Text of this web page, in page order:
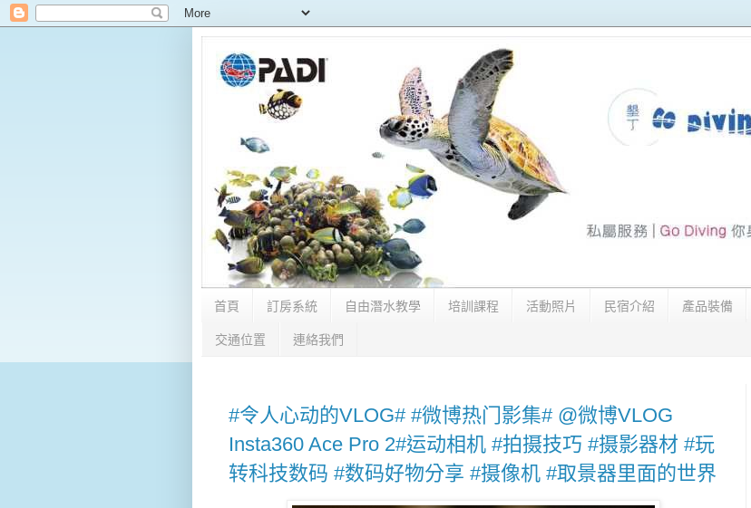
首頁 訂房系統 自由潛水教學 培訓課程 活動照片 民宿介紹 產品裝備
交通位置 連絡我們
#令人心动的VLOG# #微博热门影集# @微博VLOG
Insta360 Ace Pro 2#运动相机 #拍摄技巧 #摄影器材 #玩
转科技数码 #数码好物分享 #摄像机 #取景器里面的世界